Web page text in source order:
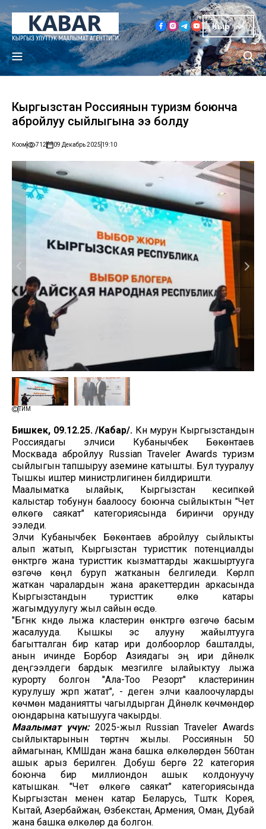
Кыр
Кыргызстан Россиянын туризм боюнча
абройлуу сыйлыгына ээ болду
Коом 712 09 Декабрь 2025 19:10
ТИМ
Бишкек, 09.12.25. /Кабар/. Күн мурун Кыргызстандын
Россиядагы элчиси Кубанычбек Бөкөнтаев
Москвада абройлуу Russian Traveler Awards туризм
сыйлыгын тапшыруу аземине катышты. Бул тууралуу
Тышкы иштер министрлигинен билдиришти.
Маалыматка ылайык, Кыргызстан кесипкөй
калыстар тобунун баалоосу боюнча сыйлыктын "Чет
өлкөгө саякат" категориясында биринчи орунду
ээледи.
Элчи Кубанычбек Бөкөнтаев абройлуу сыйлыкты
алып жатып, Кыргызстан туристтик потенциалды
өнүктүрүүгө жана туристтик кызматтарды жакшыртууга
өзгөчө көңүл буруп жатканын белгиледи. Көрүлүп
жаткан чаралардын жана аракеттердин аркасында
Кыргызстандын туристтик өлкө катары
жагымдуулугу жыл сайын өсүүдө.
"Бүгүнкү күндө лыжа кластерин өнүктүрүүгө өзгөчө басым
жасалууда. Кышкы эс алууну жайылтууга
багытталган бир катар ири долбоорлор башталды,
анын ичинде Борбор Азиядагы эң ири дүйнөлүк
деңгээлдеги бардык мезгилге ылайыктуу лыжа
курорту болгон "Ала-Тоо Резорт" кластеринин
курулушу жүрүп жатат", - деген элчи каалоочуларды
көчмөн маданиятты чагылдырган Дүйнөлүк көчмөндөр
оюндарына катышууга чакырды.
Маалымат үчүн:2025-жыл Russian Traveler Awards
сыйлыктарынын төртүнчү жылы. Россиянын 50
аймагынан, КМШдан жана башка өлкөлөрдөн 560тан
ашык арыз берилген. Добуш берүүгө 22 категория
боюнча бир миллиондон ашык колдонуучу
катышкан. "Чет өлкөгө саякат" категориясында
Кыргызстан менен катар Беларусь, Түштүк Корея,
Кытай, Азербайжан, Өзбекстан, Армения, Оман, Дубай
жана башка өлкөлөр да болгон.